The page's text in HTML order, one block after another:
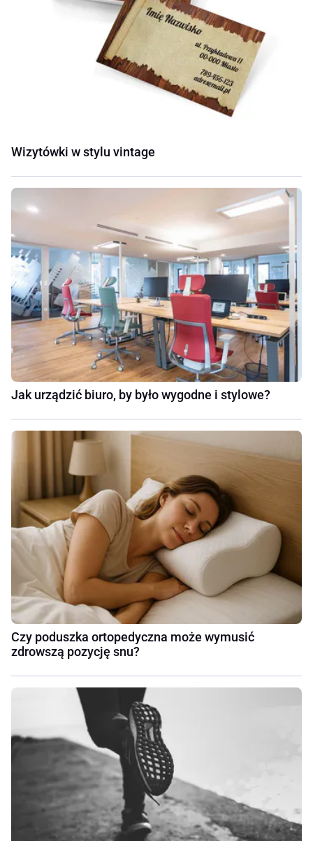
Wizytówki w stylu vintage
Jak urządzić biuro, by było wygodne i stylowe?
Czy poduszka ortopedyczna może wymusić
zdrowszą pozycję snu?